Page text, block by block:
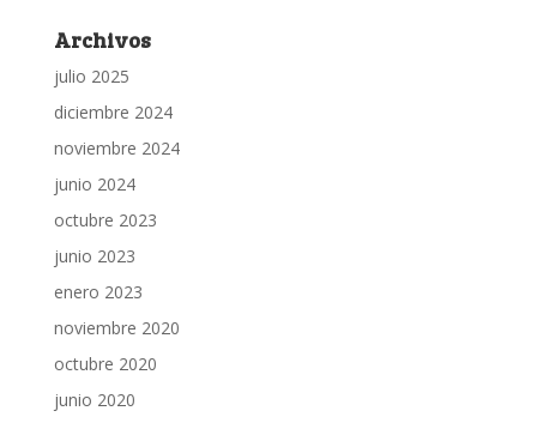
Archivos
julio 2025
diciembre 2024
noviembre 2024
junio 2024
octubre 2023
junio 2023
enero 2023
noviembre 2020
octubre 2020
junio 2020